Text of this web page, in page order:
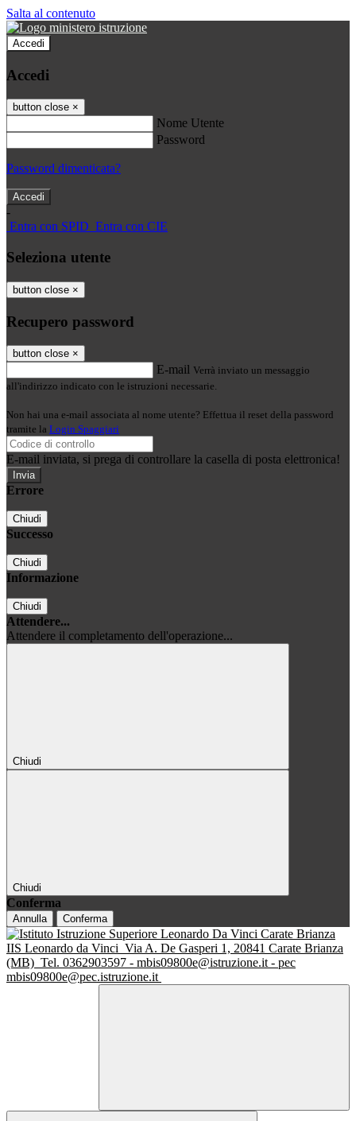
Salta al contenuto
Accedi
Accedi
button close ×
Nome Utente
Password
Password dimenticata?
-
Entra con SPID Entra con CIE
Seleziona utente
button close ×
Recupero password
button close ×
E-mail Verrà inviato un messaggio
all'indirizzo indicato con le istruzioni necessarie.
Non hai una e-mail associata al nome utente? Effettua il reset della password
tramite la Login Spaggiari
E-mail inviata, si prega di controllare la casella di posta elettronica!
Errore
Chiudi
Successo
Chiudi
Informazione
Chiudi
Attendere...
Attendere il completamento dell'operazione...
Chiudi
Chiudi
Conferma
Annulla Conferma
IIS Leonardo da Vinci Via A. De Gasperi 1, 20841 Carate Brianza
(MB) Tel. 0362903597 - mbis09800e@istruzione.it - pec
mbis09800e@pec.istruzione.it